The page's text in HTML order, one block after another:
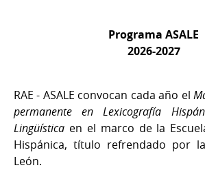
Programa ASALE
2026-2027
RAE - ASALE convocan cada año el
permanente en Lexicografía
Lingüística en el marco de la
Hispánica, título refrendado por
León.